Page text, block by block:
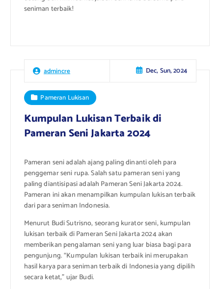
seniman terbaik!
admincre Dec, Sun, 2024
Pameran Lukisan
Kumpulan Lukisan Terbaik di
Pameran Seni Jakarta 2024
Pameran seni adalah ajang paling dinanti oleh para
penggemar seni rupa. Salah satu pameran seni yang
paling diantisipasi adalah Pameran Seni Jakarta 2024.
Pameran ini akan menampilkan kumpulan lukisan terbaik
dari para seniman Indonesia.
Menurut Budi Sutrisno, seorang kurator seni, kumpulan
lukisan terbaik di Pameran Seni Jakarta 2024 akan
memberikan pengalaman seni yang luar biasa bagi para
pengunjung. “Kumpulan lukisan terbaik ini merupakan
hasil karya para seniman terbaik di Indonesia yang dipilih
secara ketat,” ujar Budi.